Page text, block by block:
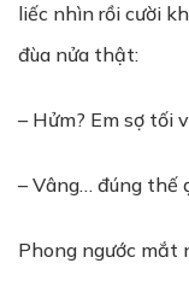
liếc nhìn rồi cười
đùa nửa thật:
– Hửm? Em sợ tối
– Vâng… đúng thế
Phong ngước mắt